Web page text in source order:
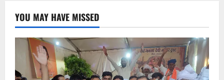
YOU MAY HAVE MISSED